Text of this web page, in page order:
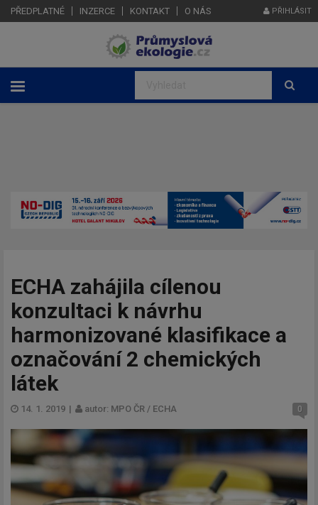
PŘEDPLATNÉ INZERCE KONTAKT O NÁS PŘIHLÁSIT
ECHA zahájila cílenou
konzultaci k návrhu
harmonizované klasifikace a
označování 2 chemických
látek
14. 1. 2019 | autor: MPO ČR / ECHA 0